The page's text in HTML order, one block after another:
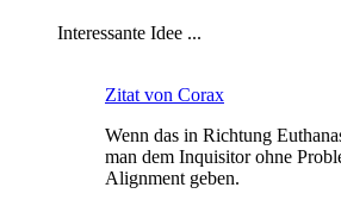
Interessante Idee ...
Zitat von Corax
Wenn das in Richtung
man dem Inquisitor ohne
Alignment geben.